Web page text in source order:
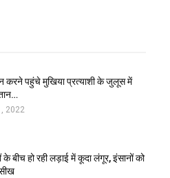
करने पहुंचे मुखिया प्रत्याशी के जुलूस में
2022
के बीच हो रही लड़ाई में कूदा लंगूर, इंसानों को